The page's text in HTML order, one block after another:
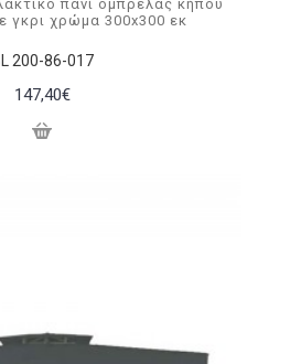
200-86-017
πανί ομπρέλας κήπου
γκρι χρώμα 300x300 εκ
147,40€